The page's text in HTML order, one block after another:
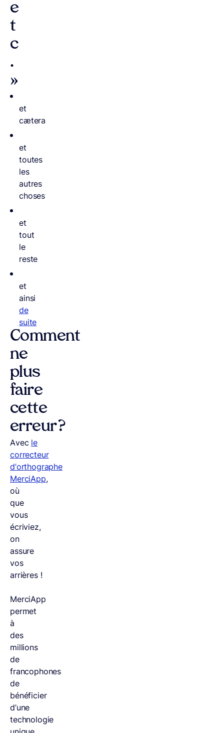
e
t
c
.
»
et
cætera
et
toutes
les
autres
choses
et
tout
le
reste
et
ainsi
de
suite
Comment
ne
plus
faire
cette
erreur ?
Avec le
correcteur
d’orthographe
MerciApp,
où
que
vous
écriviez,
on
assure
vos
arrières !
MerciApp
permet
à
des
millions
de
francophones
de
bénéficier
d’une
technologie